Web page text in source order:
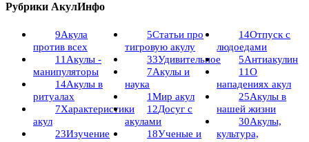
Рубрики АкулИнфо
9Акула
против всех
11 Акулы -
манипуляторы
14Акулы в
ритуалах
7Характеристики
акул
23Изучение
5Статьи про
тигровую акулу
33Удивительное
7Акулы и
наука
1Мир акул
12Досуг с
акулами
18Ученые и
14Отпуск с
людоедами
5Антиакулин
11О
нападениях акул
25Акулы в
нашей жизни
30Акулы,
культура,